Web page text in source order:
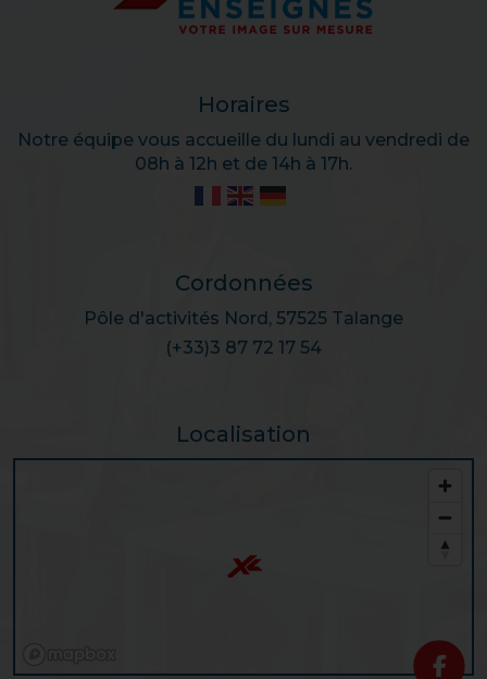
Horaires
Notre équipe vous accueille du lundi au vendredi de
08h à 12h et de 14h à 17h.
Cordonnées
Pôle d'activités Nord, 57525 Talange
(+33)3 87 72 17 54
Localisation